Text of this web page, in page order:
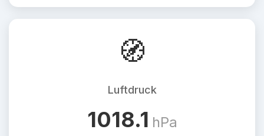
🧭
Luftdruck
1018.1 hPa